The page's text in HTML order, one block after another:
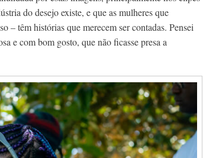
do desejo existe, e que as mulheres que
– têm histórias que merecem ser contadas. Pensei
e com bom gosto, que não ficasse presa a